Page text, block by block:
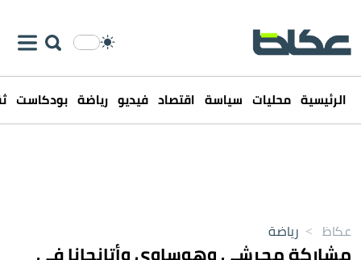
الرئيسية محليات سياسة اقتصاد فيديو رياضة بودكاست
عكاظ > رياضة